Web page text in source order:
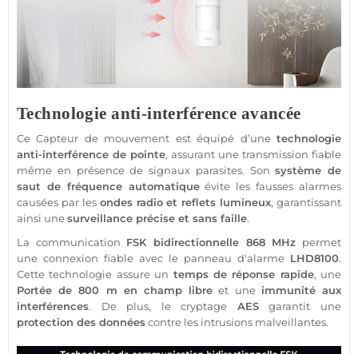
Technologie anti-interférence avancée
CeCapteur de mouvement est équipé d’unetechnologie
anti-interférence de pointe, assurant une transmission fiable
même en présencede signaux parasites. Sonsystème de
saut de fréquence automatiqueévite les fausses alarmes
causées par les ondes radio et reflets lumineux, garantissant
ainsi unesurveillance précise et sans faille.
La communication FSK bidirectionnelle 868 MHz permet
une connexion fiable avec le panneau d'alarme LHD8100.
Cette technologie assure un temps de réponse rapide, une
Portée de 800 m en champ libre et une immunité aux
interférences. De plus, le cryptage AESgarantit une
protection des donnéescontre les intrusions malveillantes.